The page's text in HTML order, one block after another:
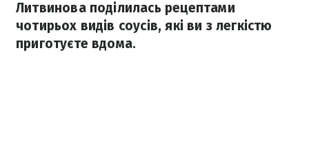
Литвинова поділилась рецептами
чотирьох видів соусів, які ви з легкістю
приготуєте вдома.